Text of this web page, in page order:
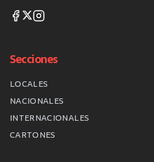
Secciones
LOCALES
NACIONALES
INTERNACIONALES
CARTONES